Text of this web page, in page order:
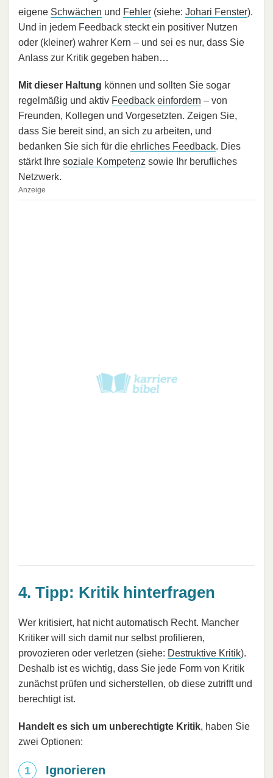
eigene Schwächen und Fehler (siehe: Johari Fenster).
Und in jedem Feedback steckt ein positiver Nutzen
oder (kleiner) wahrer Kern – und sei es nur, dass Sie
Anlass zur Kritik gegeben haben…
Mit dieser Haltung können und sollten Sie sogar
regelmäßig und aktiv Feedback einfordern – von
Freunden, Kollegen und Vorgesetzten. Zeigen Sie,
dass Sie bereit sind, an sich zu arbeiten, und
bedanken Sie sich für die ehrliches Feedback. Dies
stärkt Ihre soziale Kompetenz sowie Ihr berufliches
Netzwerk.
Anzeige
4. Tipp: Kritik hinterfragen
Wer kritisiert, hat nicht automatisch Recht. Mancher
Kritiker will sich damit nur selbst profilieren,
provozieren oder verletzen (siehe: Destruktive Kritik).
Deshalb ist es wichtig, dass Sie jede Form von Kritik
zunächst prüfen und sicherstellen, ob diese zutrifft und
berechtigt ist.
Handelt es sich um unberechtigte Kritik, haben Sie
zwei Optionen:
Ignorieren